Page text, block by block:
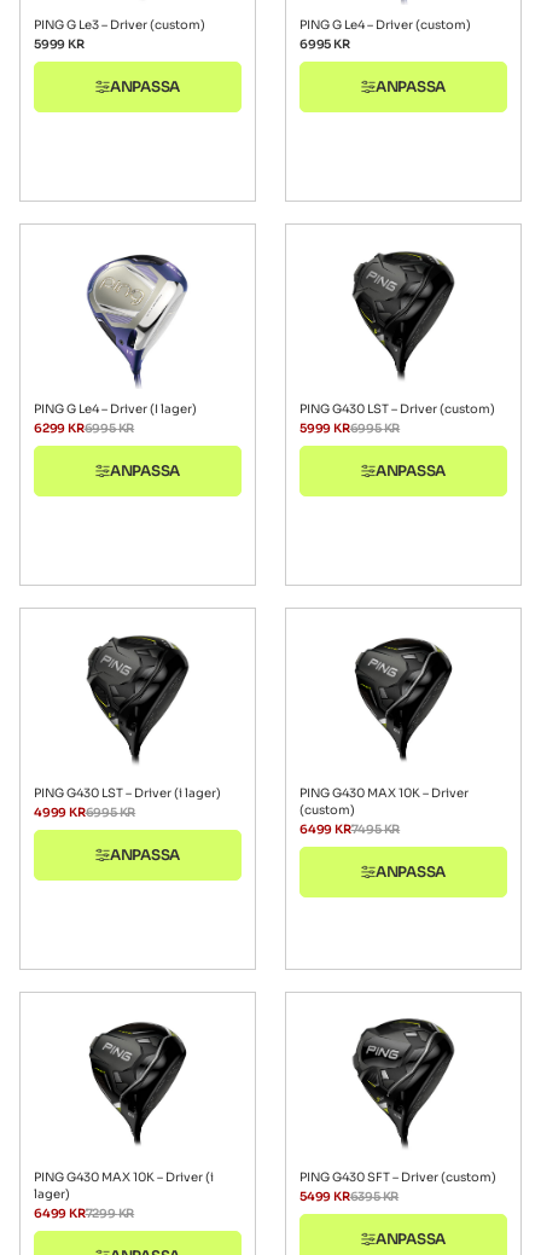
PING G Le3 – Driver (custom)
5999 KR
ANPASSA
PING G Le4 – Driver (custom)
6995 KR
ANPASSA
PING G Le4 – Driver (I lager)
6995KR
6299KR
ANPASSA
PING G430 LST – Driver (custom)
6995KR
5999KR
ANPASSA
PING G430 LST – Driver (i lager)
6995KR
4999KR
ANPASSA
PING G430 MAX 10K – Driver
(custom)
7495KR
6499KR
ANPASSA
PING G430 MAX 10K – Driver (i
lager)
7299KR
6499KR
PING G430 SFT – Driver (custom)
6395KR
5499KR
ANPASSA